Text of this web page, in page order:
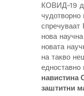
КОВИД-19
нова
новата
на такво
едноставно
навистина
заштитни